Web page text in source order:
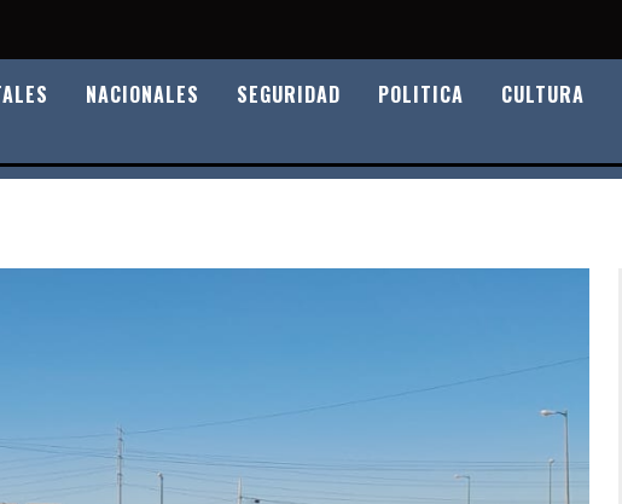
NACIONALES SEGURIDAD POLITICA CULTURA